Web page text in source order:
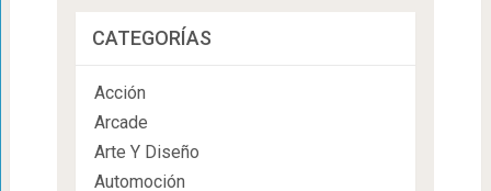
CATEGORÍAS
Acción
Arcade
Arte Y Diseño
Automoción